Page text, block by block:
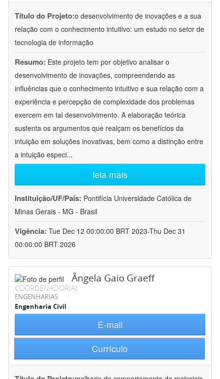
Título do Projeto:o desenvolvimento de inovações e a sua
relação com o conhecimento intuitivo: um estudo no setor de
tecnologia de informação
Resumo: Este projeto tem por objetivo analisar o
desenvolvimento de inovações, compreendendo as
influências que o conhecimento intuitivo e sua relação com a
experiência e percepção de complexidade dos problemas
exercem em tal desenvolvimento. A elaboração teórica
sustenta os argumentos que realçam os benefícios da
intuição em soluções inovativas, bem como a distinção entre
a intuição especi...
leia mais
Instituição/UF/País: Pontifícia Universidade Católica de
Minas Gerais - MG - Brasil
Vigência: Tue Dec 12 00:00:00 BRT 2023-Thu Dec 31
00:00:00 BRT 2026
Ângela Gaio Graeff
COORDENADOR(A)
ENGENHARIAS
Engenharia Civil
E-mail
Currículo